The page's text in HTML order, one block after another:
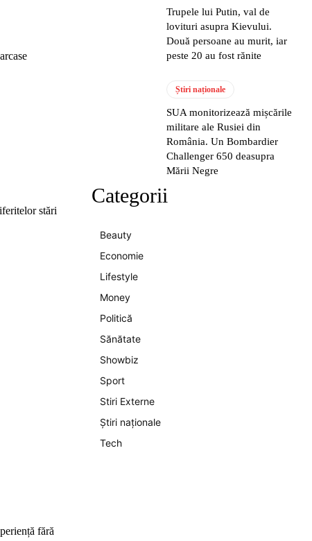
stări
fără
Trupele lui Putin, val de
lovituri asupra Kievului.
Două persoane au murit, iar
peste 20 au fost rănite
Știri naționale
SUA monitorizează mișcările
militare ale Rusiei din
România. Un Bombardier
Challenger 650 deasupra
Mării Negre
Categorii
Beauty
Economie
Lifestyle
Money
Politică
Sănătate
Showbiz
Sport
Stiri Externe
Știri naționale
Tech